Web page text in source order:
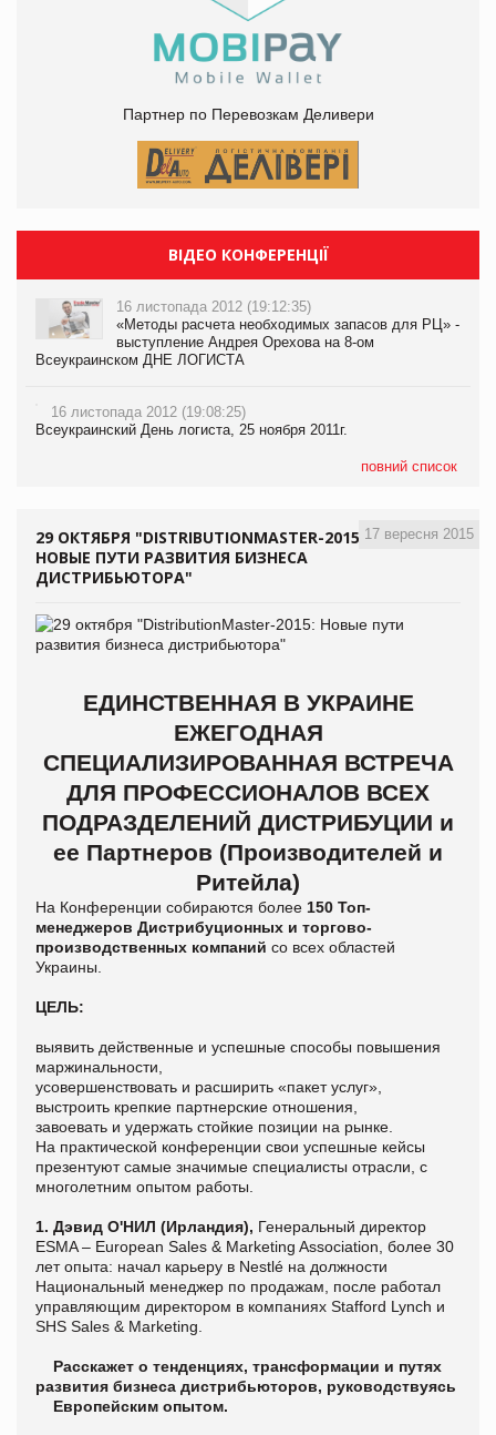
Партнер по Перевозкам Деливери
ВІДЕО КОНФЕРЕНЦІЇ
16 листопада 2012 (19:12:35)
«Методы расчета необходимых запасов для РЦ» -
выступление Андрея Орехова на 8-ом
Всеукраинском ДНЕ ЛОГИСТА
16 листопада 2012 (19:08:25)
Всеукраинский День логиста, 25 ноября 2011г.
повний список
17 вересня 2015
29 ОКТЯБРЯ "DISTRIBUTIONMASTER-2015:
НОВЫЕ ПУТИ РАЗВИТИЯ БИЗНЕСА
ДИСТРИБЬЮТОРА"
ЕДИНСТВЕННАЯ В УКРАИНЕ
ЕЖЕГОДНАЯ
СПЕЦИАЛИЗИРОВАННАЯ ВСТРЕЧА
ДЛЯ ПРОФЕССИОНАЛОВ ВСЕХ
ПОДРАЗДЕЛЕНИЙ ДИСТРИБУЦИИ и
ее Партнеров (Производителей и
Ритейла)
На Конференции собираются более 150 Топ-
менеджеров Дистрибуционных и торгово-
производственных компаний со всех областей
Украины.
ЦЕЛЬ:
выявить действенные и успешные способы повышения
маржинальности,
усовершенствовать и расширить «пакет услуг»,
выстроить крепкие партнерские отношения,
завоевать и удержать стойкие позиции на рынке.
На практической конференции свои успешные кейсы
презентуют самые значимые специалисты отрасли, с
многолетним опытом работы.
1. Дэвид О'НИЛ (Ирландия), Генеральный директор
ESMA – European Sales & Marketing Association, более 30
лет опыта: начал карьеру в Nestlé на должности
Национальный менеджер по продажам, после работал
управляющим директором в компаниях Stafford Lynch и
SHS Sales & Marketing.
Расскажет о тенденциях, трансформации и путях
развития бизнеса дистрибьюторов, руководствуясь
Европейским опытом.